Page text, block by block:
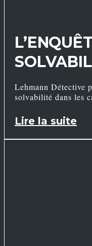
Lehmann Détective
solvabilité dans les
Lire la suite